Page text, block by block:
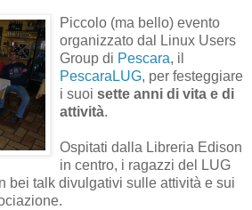
Piccolo (ma bello) evento
organizzato dal Linux Users
Group di Pescara, il
PescaraLUG, per festeggiare
i suoi sette anni di vita e di
attività.
Ospitati dalla Libreria Edison
in centro, i ragazzi del LUG
bei talk divulgativi sulle attività e sui